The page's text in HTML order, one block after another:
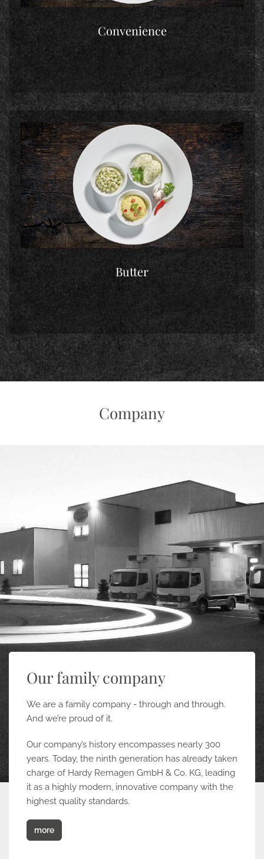
Convenience
Butter
Company
Our family company
We are a family company - through and through.
And we’re proud of it.
Our company’s history encompasses nearly 300
years. Today, the ninth generation has already taken
charge of Hardy Remagen GmbH & Co. KG, leading
it as a highly modern, innovative company with the
highest quality standards.
more